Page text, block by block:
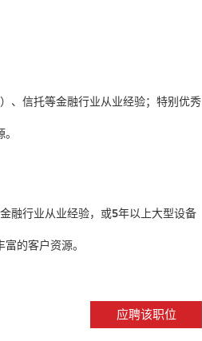
、信托等金融行业从业经验；特别优秀
融行业从业经验，或5年以上大型设备
的客户资源。
应聘该职位